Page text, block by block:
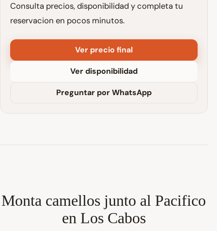
Consulta precios, disponibilidad y completa tu
reservacion en pocos minutos.
Ver precio final
Ver disponibilidad
Preguntar por WhatsApp
Monta camellos junto al Pacifico
en Los Cabos